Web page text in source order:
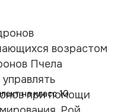
возрастом
Пчела
при помощи